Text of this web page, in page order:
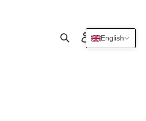
SearchLog inCart
English